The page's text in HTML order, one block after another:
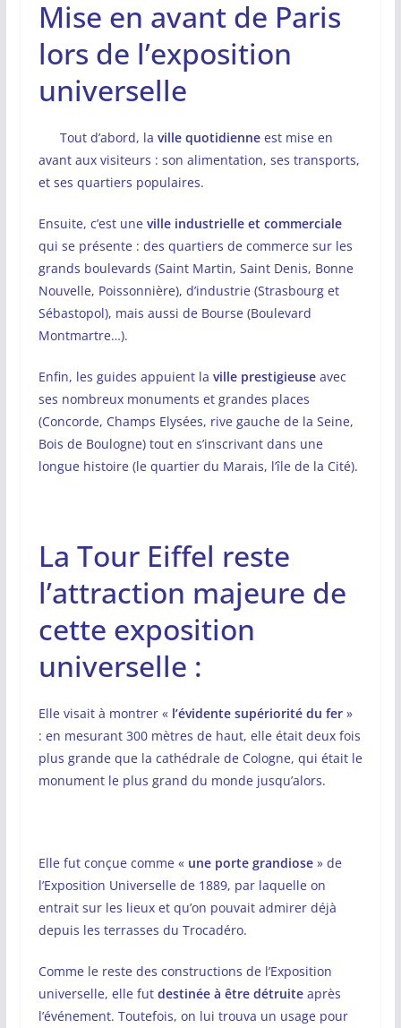
Mise en avant de Paris
lors de l’exposition
universelle
Tout d’abord, la ville quotidienne est mise en
avant aux visiteurs : son alimentation, ses transports,
et ses quartiers populaires.
Ensuite, c’est une ville industrielle et commerciale
qui se présente : des quartiers de commerce sur les
grands boulevards (Saint Martin, Saint Denis, Bonne
Nouvelle, Poissonnière), d’industrie (Strasbourg et
Sébastopol), mais aussi de Bourse (Boulevard
Montmartre…).
Enfin, les guides appuient la ville prestigieuseavec
ses nombreux monuments et grandes places
(Concorde, Champs Elysées, rive gauche de la Seine,
Bois de Boulogne) tout en s’inscrivant dans une
longue histoire (le quartier du Marais, l’île de la Cité).
La Tour Eiffel reste
l’attraction majeure de
cette exposition
universelle :
Elle visait à montrer « l’évidente supériorité du fer»
: en mesurant 300 mètres de haut, elle était deux fois
plus grande que la cathédrale de Cologne, qui était le
monument le plus grand du monde jusqu’alors.
Elle fut conçue comme « une porte grandiose» de
l’Exposition Universelle de 1889, par laquelle on
entrait sur les lieux et qu’on pouvait admirer déjà
depuis les terrasses du Trocadéro.
Comme le reste des constructions de l’Exposition
universelle, elle fut destinée à être détruiteaprès
l’événement. Toutefois, on lui trouva un usage pour